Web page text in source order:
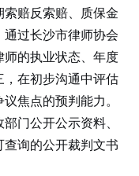
赔反索赔、质保金
过长沙市律师协会
的执业状态、年度
在初步沟通中评估
焦点的预判能力。
门公开公示资料、
询的公开裁判文书